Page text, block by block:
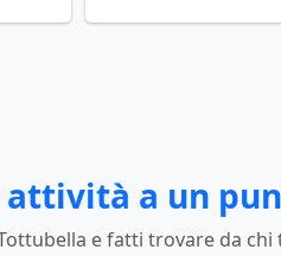
a un
e fatti trovare da chi